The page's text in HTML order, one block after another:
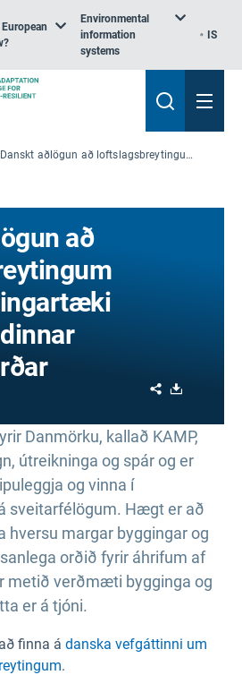
Environmental
information
systems
IS
Danskt aðlögun að loftslagsbreytingum og landnýtingartæki til staðbundinnar áætlanagerðar
að
Share
Danmörku, kallað KAMP,
útreikninga og spár og er
og vinna í
sveitarfélögum. Hægt er að
hversu margar byggingar og
orðið fyrir áhrifum af
metið verðmæti bygginga og
er á tjóni.
finna á danska vefgáttinni um
.